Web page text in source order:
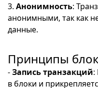
3. Анонимность:
анонимными, так как
данные.
Принципы
-Запись транзакций:
в блоки и